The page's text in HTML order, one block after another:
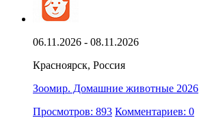
06.11.2026 - 08.11.2026
Красноярск, Россия
Зоомир. Домашние животные 2026
Просмотров: 893 Комментариев: 0